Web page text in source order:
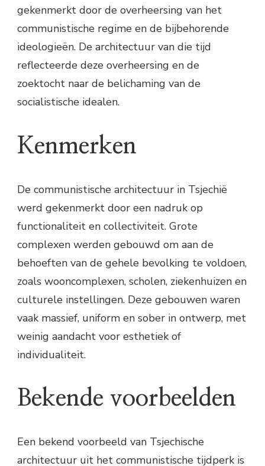
gekenmerkt door de overheersing van het
communistische regime en de bijbehorende
ideologieën. De architectuur van die tijd
reflecteerde deze overheersing en de
zoektocht naar de belichaming van de
socialistische idealen.
Kenmerken
De communistische architectuur in Tsjechië
werd gekenmerkt door een nadruk op
functionaliteit en collectiviteit. Grote
complexen werden gebouwd om aan de
behoeften van de gehele bevolking te voldoen,
zoals wooncomplexen, scholen, ziekenhuizen en
culturele instellingen. Deze gebouwen waren
vaak massief, uniform en sober in ontwerp, met
weinig aandacht voor esthetiek of
individualiteit.
Bekende voorbeelden
Een bekend voorbeeld van Tsjechische
architectuur uit het communistische tijdperk is